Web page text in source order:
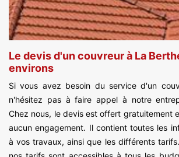
Le devis d'un couvreur à La
environs
Si vous avez besoin du service d'un
n'hésitez pas à faire appel à notre
Chez nous, le devis est offert gratuitement
aucun engagement. Il contient toutes les
à vos travaux, ainsi que les différents